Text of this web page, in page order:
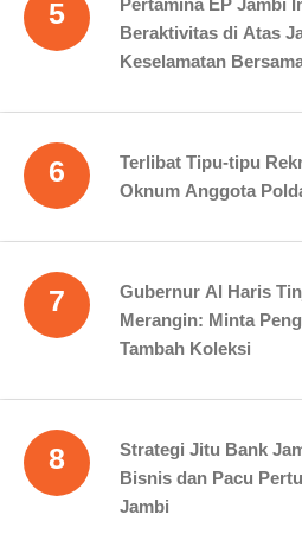
5
Beraktivitas di Atas
Keselamatan
6
Terlibat Tipu-tipu
Oknum Anggota
7
Gubernur Al Haris
Merangin: Minta
Tambah Koleksi
8
Strategi Jitu Bank
Bisnis dan Pacu
Jambi